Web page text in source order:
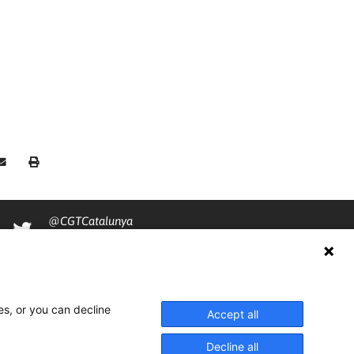
@CGTCatalunya
cgtcatalunya
or you can decline
Accept all
Decline all